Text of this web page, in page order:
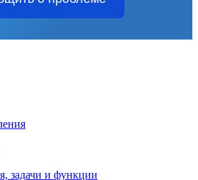
задачи и функции